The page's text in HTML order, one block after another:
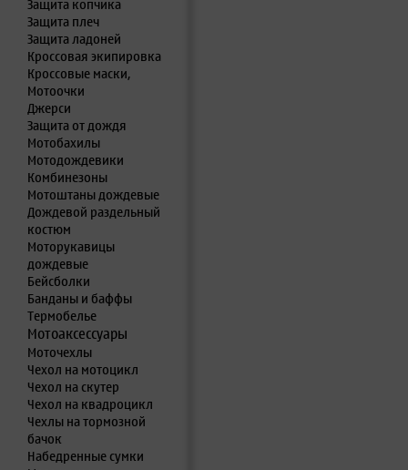
Защита копчика
Защита плеч
Защита ладоней
Кроссовая экипировка
Кроссовые маски,
Мотоочки
Джерси
Защита от дождя
Мотобахилы
Мотодождевики
Комбинезоны
Мотоштаны дождевые
Дождевой раздельный
костюм
Моторукавицы
дождевые
Бейсболки
Банданы и баффы
Термобелье
Мотоаксессуары
Моточехлы
Чехол на мотоцикл
Чехол на скутер
Чехол на квадроцикл
Чехлы на тормозной
бачок
Набедренные сумки